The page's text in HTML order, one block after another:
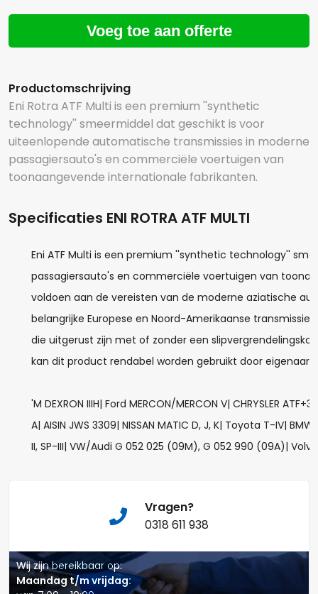
Voeg toe aan offerte
Productomschrijving
Eni Rotra ATF Multi is een premium ''synthetic
technology'' smeermiddel dat geschikt is voor
uiteenlopende automatische transmissies in moderne
passagiersauto's en commerciële voertuigen van
toonaangevende internationale fabrikanten.
Specificaties ENI ROTRA ATF MULTI
Eni ATF Multi is een premium ''synthetic technology''
passagiersauto's en commerciële voertuigen van
voldoen aan de vereisten van de moderne aziatische
belangrijke Europese en Noord-Amerikaanse
die uitgerust zijn met of zonder een
kan dit product rendabel worden gebruikt door
'M DEXRON IIIH| Ford MERCON/MERCON V| CHRYSLER
A| AISIN JWS 3309| NISSAN MATIC D, J, K| Toyota T-IV|
II, SP-III| VW/Audi G 052 025 (09M), G 052 990 (09A)|
Vragen?
0318 611 938
Wij zijn bereikbaar op:
Maandag t/m vrijdag:
Hoeveel liter*:
Aantal
- +
Telefoonnummer: